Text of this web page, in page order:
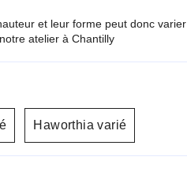
et leur forme peut donc varier
atelier à Chantilly
Haworthia varié